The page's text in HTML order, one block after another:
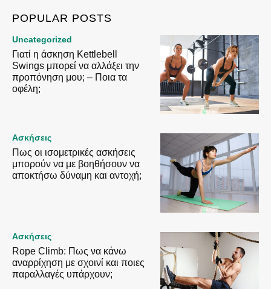
POPULAR POSTS
Uncategorized
Γιατί η άσκηση Kettlebell
Swings μπορεί να αλλάξει την
προπόνηση μου; – Ποια τα
οφέλη;
Ασκήσεις
Πως οι ισομετρικές ασκήσεις
μπορούν να με βοηθήσουν να
αποκτήσω δύναμη και αντοχή;
Ασκήσεις
Rope Climb: Πως να κάνω
αναρρίχηση με σχοινί και ποιες
παραλλαγές υπάρχουν;